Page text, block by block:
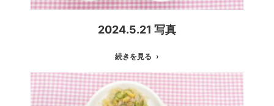
2024.5.21 写真
続きを見る